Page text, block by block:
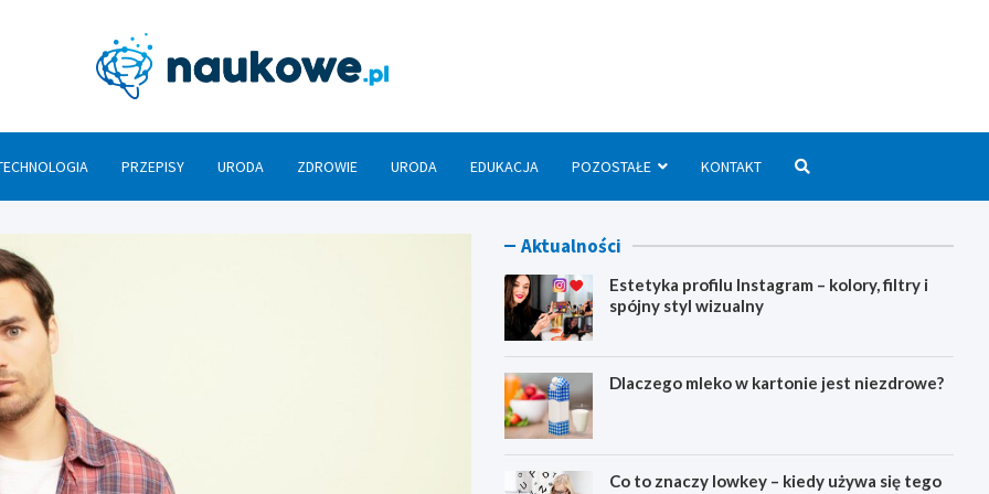
PRZEPISY URODA ZDROWIE URODA EDUKACJA POZOSTAŁE KONTAKT
Aktualności
Estetyka profilu Instagram – kolory, filtry i
spójny styl wizualny
Dlaczego mleko w kartonie jest niezdrowe?
Co to znaczy lowkey – kiedy używa się tego